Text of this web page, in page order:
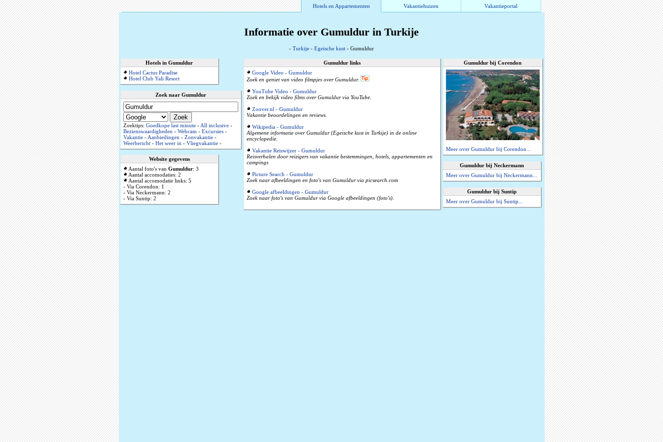
Hotels en Appartementen Vakantiehuizen Vakantieportal
Informatie over Gumuldur in Turkije
- Turkije - Egeische kust - Gumuldur
Hotels in Gumuldur
Hotel Cactus Paradise
Hotel Club Yali Resort
Zoek naar Gumuldur
Zoektips: Goedkope last minute-All inclusive-
Bezienswaardigheden- Webcam- Excursies-
Vakantie-Aanbiedingen- Zonvakantie-
Weerbericht- Het weer in- Vliegvakantie-
Website gegevens
Aantal foto's van Gumuldur: 3
Aantal accomodaties: 2
Aantal accomodatie links: 5
- Via Corendon: 1
- Via Neckermann: 2
- Via Suntip: 2
Gumuldur links
Google Video - Gumuldur
Zoek en geniet van video filmpjes over Gumuldur.
YouTube Video - Gumuldur
Zoek en bekijk video films over Gumuldur via YouTube.
Zoover.nl - Gumuldur
Vakantie beoordelingen en reviews.
Wikipedia - Gumuldur
Algemene informatie over Gumuldur (Egeische kust in Turkije) in de online
encyclopedie.
Vakantie Reiswijzer - Gumuldur
Reisverhalen door reizigers van vakantie bestemmingen, hotels, appartementen en
campings
Picture Search - Gumuldur
Zoek naar afbeeldingen en foto's van Gumuldur via picsearch.com
Google afbeeldingen - Gumuldur
Zoek naar foto's van Gumuldur via Google afbeeldingen (foto's).
Gumuldur bij Corendon
Meer over Gumuldur bij Corendon...
Gumuldur bij Neckermann
Meer over Gumuldur bij Neckermann...
Gumuldur bij Suntip
Meer over Gumuldur bij Suntip...